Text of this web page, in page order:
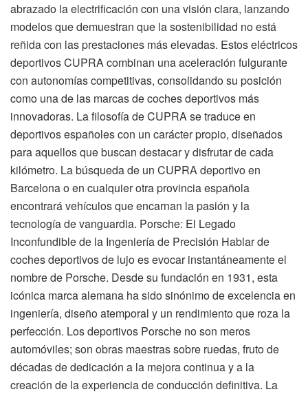
abrazado la electrificación con una visión clara, lanzando
modelos que demuestran que la sostenibilidad no está
reñida con las prestaciones más elevadas. Estos eléctricos
deportivos CUPRA combinan una aceleración fulgurante
con autonomías competitivas, consolidando su posición
como una de las marcas de coches deportivos más
innovadoras. La filosofía de CUPRA se traduce en
deportivos españoles con un carácter propio, diseñados
para aquellos que buscan destacar y disfrutar de cada
kilómetro. La búsqueda de un CUPRA deportivo en
Barcelona o en cualquier otra provincia española
encontrará vehículos que encarnan la pasión y la
tecnología de vanguardia. Porsche: El Legado
Inconfundible de la Ingeniería de Precisión Hablar de
coches deportivos de lujo es evocar instantáneamente el
nombre de Porsche. Desde su fundación en 1931, esta
icónica marca alemana ha sido sinónimo de excelencia en
ingeniería, diseño atemporal y un rendimiento que roza la
perfección. Los deportivos Porsche no son meros
automóviles; son obras maestras sobre ruedas, fruto de
décadas de dedicación a la mejora continua y a la
creación de la experiencia de conducción definitiva. La